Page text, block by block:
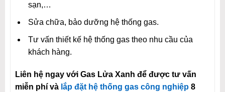
sạn,…
Sửa chữa, bảo dưỡng hệ thống gas.
Tư vấn thiết kế hệ thống gas theo nhu cầu của
khách hàng.
Liên hệ ngay với Gas Lửa Xanh để được tư vấn
miễn phí và lắp đặt hệ thống gas công nghiệp8